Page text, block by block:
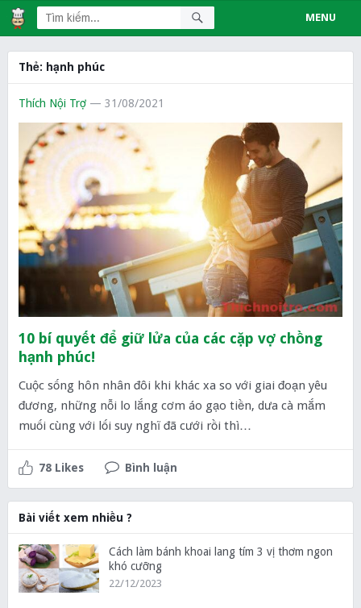
MENU
Thẻ: hạnh phúc
Thích Nội Trợ — 31/08/2021
10 bí quyết để giữ lửa của các cặp vợ chồng
hạnh phúc!
Cuộc sống hôn nhân đôi khi khác xa so với giai đoạn yêu
đương, những nỗi lo lắng cơm áo gạo tiền, dưa cà mắm
muối cùng với lối suy nghĩ đã cưới rồi thì…
78 Likes Bình luận
Bài viết xem nhiều ?
Cách làm bánh khoai lang tím 3 vị thơm ngon
khó cưỡng
22/12/2023